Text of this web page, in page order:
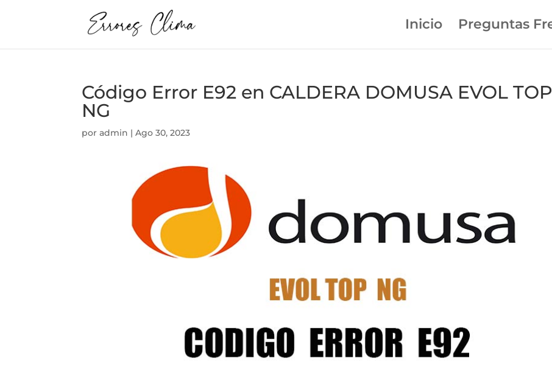
Inicio Preguntas
Código Error E92 en CALDERA DOMUSA EVOL TOP
NG
poradmin |Ago 30, 2023